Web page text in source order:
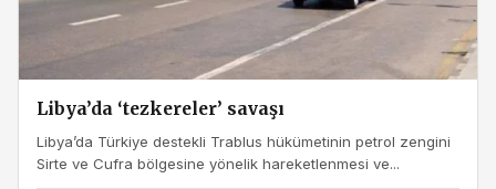
Libya’da ‘tezkereler’ savaşı
Libya’da Türkiye destekli Trablus hükümetinin petrol zengini
Sirte ve Cufra bölgesine yönelik hareketlenmesi ve...